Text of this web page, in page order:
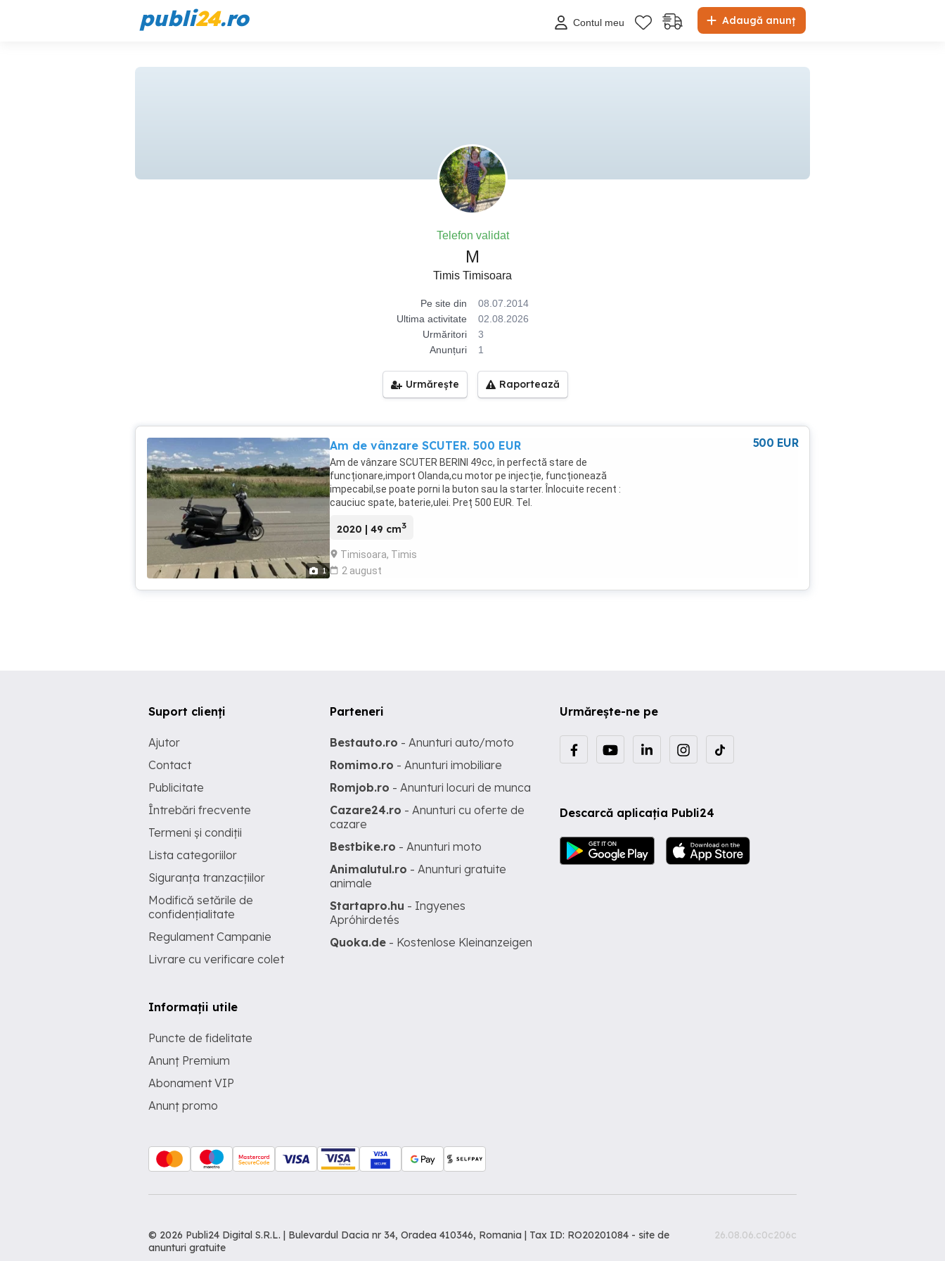
publi24.ro Adaugă anunț
Contul meu
Telefon validat
M
Timis Timisoara
Pe site din
08.07.2014
Ultima activitate
02.08.2026
Urmăritori
3
Anunțuri
1
Urmărește Raportează
1
Am de vânzare SCUTER. 500 EUR
Am de vânzare SCUTER BERINI 49cc, în perfectă stare de
funcționare,import Olanda,cu motor pe injecție, funcționează
impecabil,se poate porni la buton sau la starter. Înlocuite recent :
cauciuc spate, baterie,ulei. Preț 500 EUR. Tel.
2020 | 49 cm3
Timisoara, Timis
2 august
500 EUR
Urmărește-ne pe
Descarcă aplicația Publi24
Suport clienți
Ajutor
Contact
Publicitate
Întrebări frecvente
Termeni și condiții
Lista categoriilor
Siguranța tranzacțiilor
Modifică setările de
confidențialitate
Regulament Campanie
Livrare cu verificare colet
Informații utile
Puncte de fidelitate
Anunț Premium
Abonament VIP
Anunț promo
Parteneri
Bestauto.ro - Anunturi auto/moto
Romimo.ro - Anunturi imobiliare
Romjob.ro - Anunturi locuri de munca
Cazare24.ro - Anunturi cu oferte de
cazare
Bestbike.ro - Anunturi moto
Animalutul.ro - Anunturi gratuite
animale
Startapro.hu - Ingyenes
Apróhirdetés
Quoka.de - Kostenlose Kleinanzeigen
© 2026 Publi24 Digital S.R.L. | Bulevardul Dacia nr 34, Oradea 410346, Romania | Tax ID: RO20201084 - site de
anunturi gratuite
26.08.06.c0c206c